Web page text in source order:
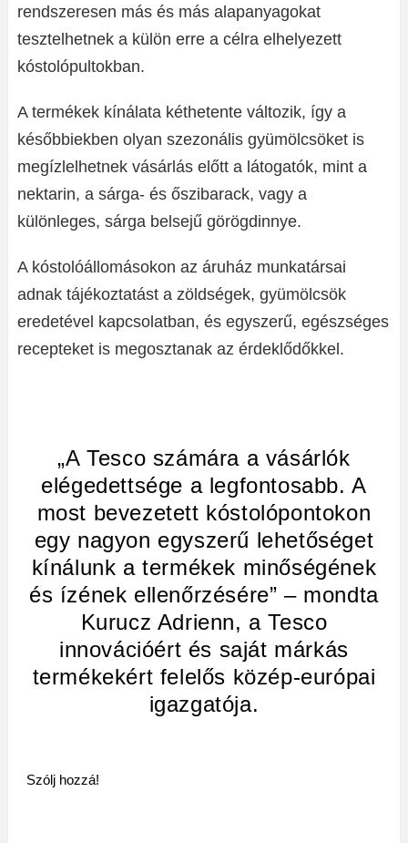
rendszeresen más és más alapanyagokat
tesztelhetnek a külön erre a célra elhelyezett
kóstolópultokban.
A termékek kínálata kéthetente változik, így a
későbbiekben olyan szezonális gyümölcsöket is
megízlelhetnek vásárlás előtt a látogatók, mint a
nektarin, a sárga- és őszibarack, vagy a
különleges, sárga belsejű görögdinnye.
A kóstolóállomásokon az áruház munkatársai
adnak tájékoztatást a zöldségek, gyümölcsök
eredetével kapcsolatban, és egyszerű, egészséges
recepteket is megosztanak az érdeklődőkkel.
„A Tesco számára a vásárlók
elégedettsége a legfontosabb. A
most bevezetett kóstolópontokon
egy nagyon egyszerű lehetőséget
kínálunk a termékek minőségének
és ízének ellenőrzésére” – mondta
Kurucz Adrienn, a Tesco
innovációért és saját márkás
termékekért felelős közép-európai
igazgatója.
Szólj hozzá!